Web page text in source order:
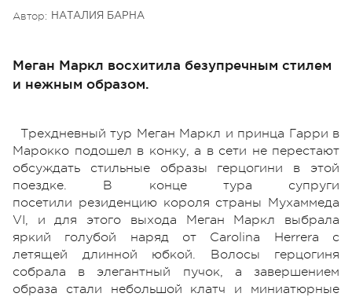
Автор: НАТАЛИЯ БАРНА
Меган Маркл восхитила безупречным стилем
и нежным образом.
Трехдневный тур Меган Маркл и принца Гарри в
Марокко подошел в конку, а в сети не перестают
обсуждать стильные образы герцогини в этой
поездке. В конце тура супруги
посетили резиденцию короля страны Мухаммеда
VI, и для этого выхода Меган Маркл выбрала
яркий голубой наряд от Carolina Herrera с
летящей длинной юбкой. Волосы герцогиня
собрала в элегантный пучок, а завершением
образа стали небольшой клатч и миниатюрные